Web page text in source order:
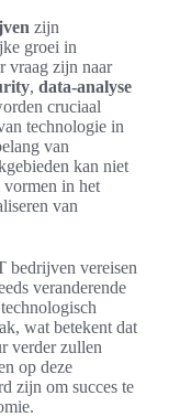
zijn
groei in
vraag zijn naar
, data-analyse
cruciaal
technologie in
van
kan niet
vormen in het
van
bedrijven vereisen
veranderende
wat betekent dat
verder zullen
op deze
zijn om succes te